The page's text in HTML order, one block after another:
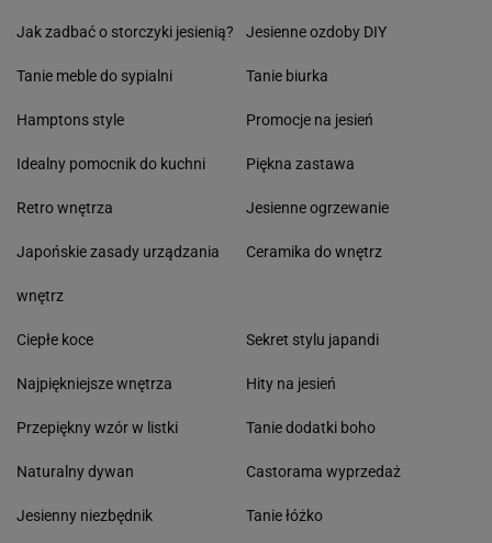
Jak zadbać o storczyki jesienią?
Tanie meble do sypialni
Hamptons style
Idealny pomocnik do kuchni
Retro wnętrza
Japońskie zasady urządzania
wnętrz
Jesienne ozdoby DIY
Tanie biurka
Promocje na jesień
Piękna zastawa
Jesienne ogrzewanie
Ceramika do wnętrz
Ciepłe koce
Najpiękniejsze wnętrza
Przepiękny wzór w listki
Naturalny dywan
Jesienny niezbędnik
Sekret stylu japandi
Hity na jesień
Tanie dodatki boho
Castorama wyprzedaż
Tanie łóżko